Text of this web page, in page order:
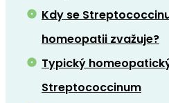
Kdy se
homeopatii zvažuje?
Typický
Streptococcinum